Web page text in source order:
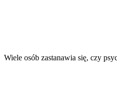
Wiele osób zastanawia się, czy